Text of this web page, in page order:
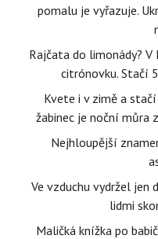
pomalu je vyřazuje.
Rajčata do limonády?
citrónovku. Stačí
Kvete i v zimě a
žabinec je noční můra
Nejhloupější
Ve vzduchu vydržel jen
lidmi
Maličká knížka po